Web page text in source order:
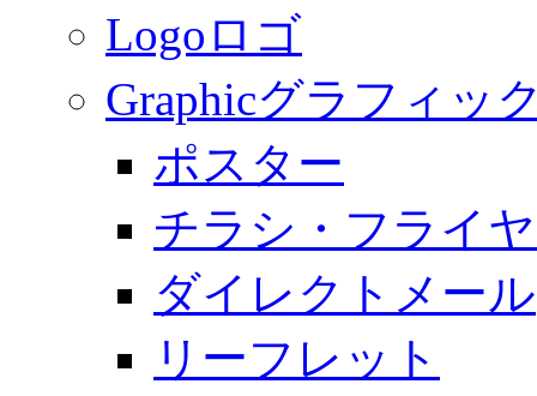
Logo ロゴ
Graphicグラフィッ
ポスター
チラシ・フライ
ダイレクトメール
リーフレット